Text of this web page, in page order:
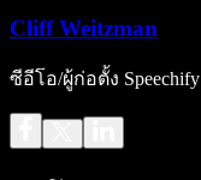
Cliff Weitzman
ซีอีโอ/ผู้ก่อตั้ง Speechify